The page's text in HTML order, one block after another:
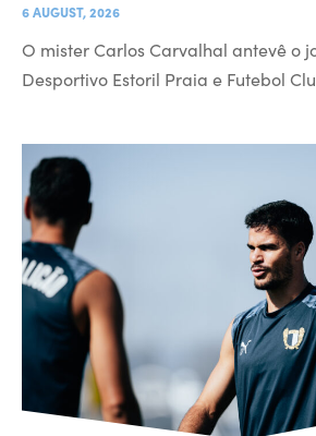
6 AUGUST, 2026
O mister Carlos Carvalhal antevê o
Desportivo Estoril Praia e Futebol